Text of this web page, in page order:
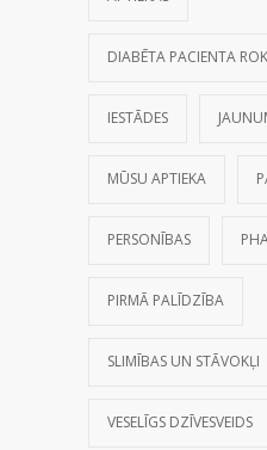
DIABĒTA PACIENTA
IESTĀDES
MŪSU APTIEKA
PERSONĪBAS
PIRMĀ PALĪDZĪBA
SLIMĪBAS UN STĀVOKĻI
VESELĪGS DZĪVESVEIDS